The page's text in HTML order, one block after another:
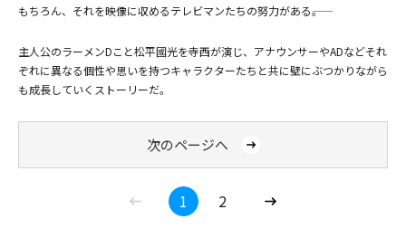
もちろん、それを映像に収めるテレビマンたちの努力がある――。
主人公のラーメンDこと松平國光を寺西が演じ、アナウンサーやADなどそれ
ぞれに異なる個性や思いを持つキャラクターたちと共に壁にぶつかりながら
も成長していくストーリーだ。
次のページへ
1 2